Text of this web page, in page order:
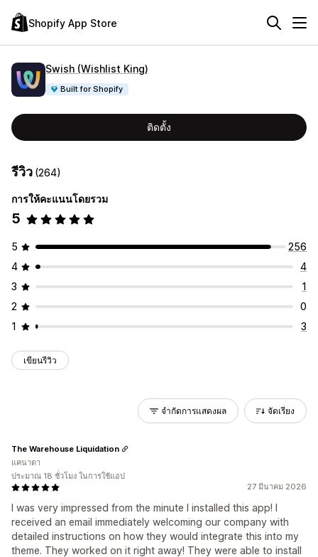
Shopify App Store
Swish (Wishlist King)
Built for Shopify
ติดตั้ง
รีวิว (264)
การให้คะแนนโดยรวม
5
5
256
4
4
3
1
2
0
1
3
เขียนรีวิว
จำกัดการแสดงผล จัดเรียง
27 มีนาคม 2026
I was very impressed from the minute I installed this app! I
received an email immediately welcoming our company with
detailed instructions on how they would integrate this into my
theme. They worked on it right away! They were able to install
The Warehouse Liquidation
แคนาดา
ประมาณ 18 ชั่วโมง ในการใช้แอป